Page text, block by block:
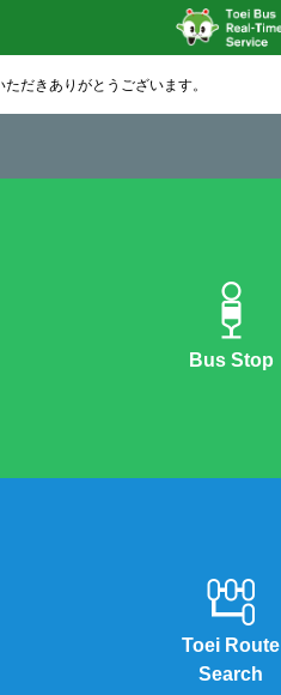
だきありがとうございます。
Bus Stop
Toei Route
Search